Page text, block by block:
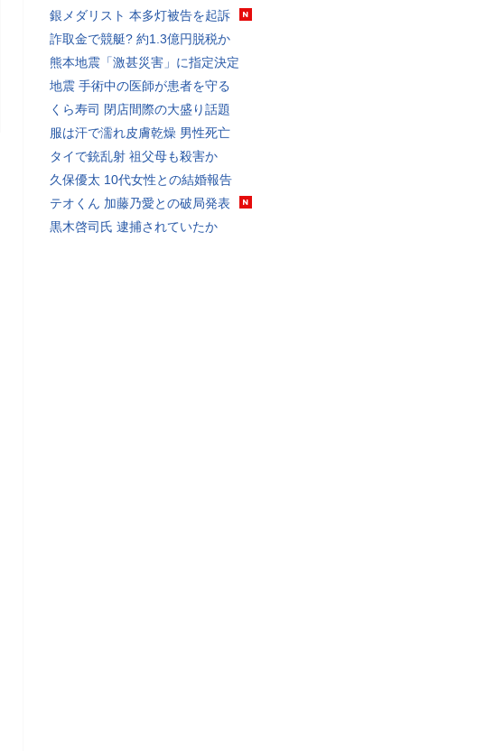
銀メダリスト 本多灯被告を起訴
詐取金で競艇? 約1.3億円脱税か
熊本地震「激甚災害」に指定決定
地震 手術中の医師が患者を守る
くら寿司 閉店間際の大盛り話題
服は汗で濡れ皮膚乾燥 男性死亡
タイで銃乱射 祖父母も殺害か
久保優太 10代女性との結婚報告
テオくん 加藤乃愛との破局発表
黒木啓司氏 逮捕されていたか